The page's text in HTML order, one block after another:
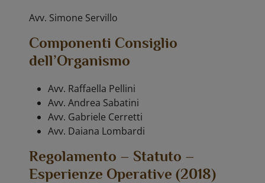
Avv. Simone Servillo
Componenti Consiglio
dell’Organismo
Avv. Raffaella Pellini
Avv. Andrea Sabatini
Avv. Gabriele Cerretti
Avv. Daiana Lombardi
Regolamento – Statuto –
Esperienze Operative (2018)